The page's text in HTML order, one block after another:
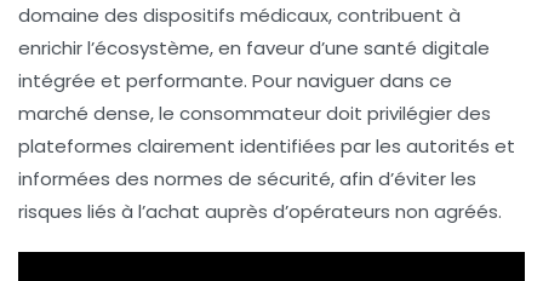
domaine des dispositifs médicaux, contribuent à
enrichir l’écosystème, en faveur d’une santé digitale
intégrée et performante. Pour naviguer dans ce
marché dense, le consommateur doit privilégier des
plateformes clairement identifiées par les autorités et
informées des normes de sécurité, afin d’éviter les
risques liés à l’achat auprès d’opérateurs non agréés.